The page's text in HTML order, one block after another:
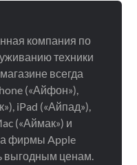
компания по
техники
всегда
(«Айфон»),
iPad («Айпад»),
(«Аймак») и
фирмы Apple
выгодным ценам.